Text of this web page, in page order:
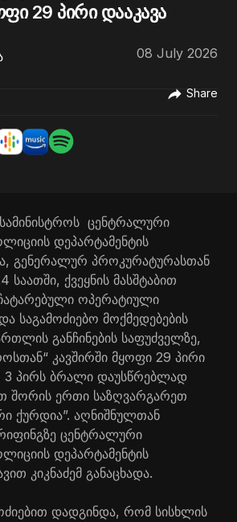
29 პირი დააკავა
08 July 2026
Share
სამინისტროს ცენტრალური
დეპარტამენტის
გენერალურ პროკურატურასთან
ქვეყნის მასშტაბით
ოპერატიული
საგამოძიებო მოქმედებების
განჩინების საფუძველზე,
კავშირში მყოფი 29 პირი
პირს ბრალი დაუსწრებლად
შორის ერთი საზღვარგარეთ
ქურდია”. აღნიშნულთან
ცენტრალური
დეპარტამენტის
კიკნაძემ განაცხადა.
დადგინდა, რომ სისხლის